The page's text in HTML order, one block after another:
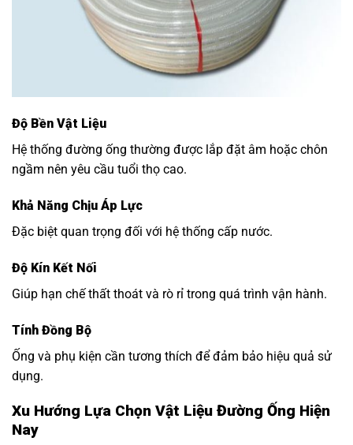
Độ Bền Vật Liệu
Hệ thống đường ống thường được lắp đặt âm hoặc chôn
ngầm nên yêu cầu tuổi thọ cao.
Khả Năng Chịu Áp Lực
Đặc biệt quan trọng đối với hệ thống cấp nước.
Độ Kín Kết Nối
Giúp hạn chế thất thoát và rò rỉ trong quá trình vận hành.
Tính Đồng Bộ
Ống và phụ kiện cần tương thích để đảm bảo hiệu quả sử
dụng.
Xu Hướng Lựa Chọn Vật Liệu Đường Ống Hiện
Nay